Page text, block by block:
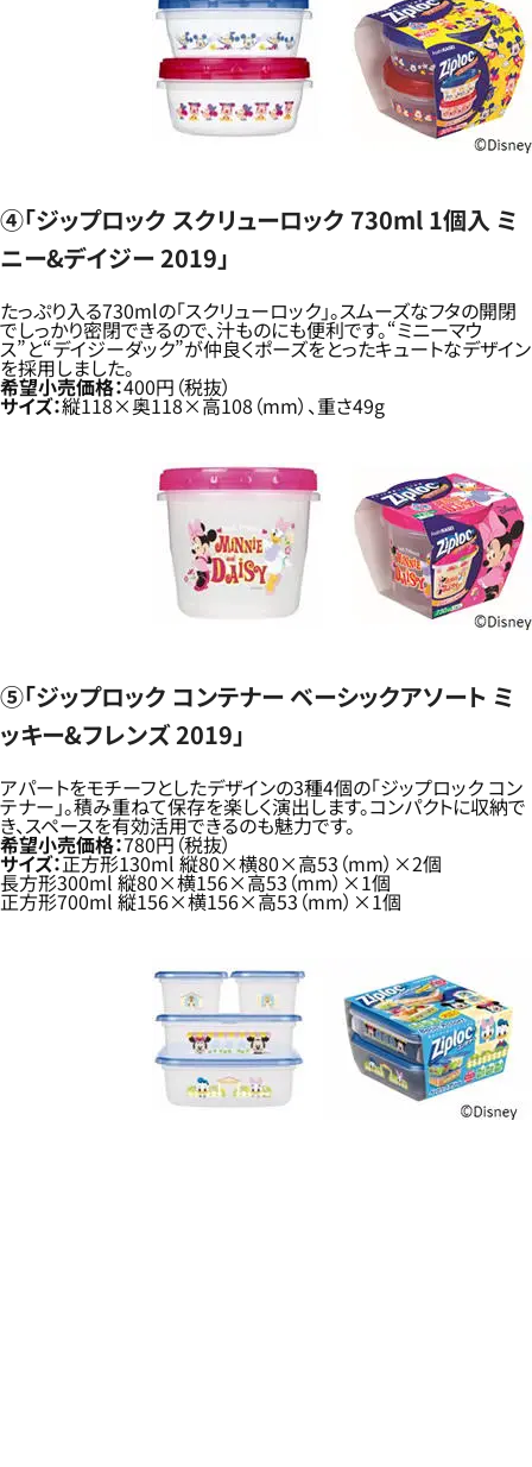
④「ジップロック スクリューロック 730ml 1個入 ミ
ニー&デイジー 2019」
たっぷり入る730mlの「スクリューロック」。スムーズなフタの開閉
でしっかり密閉できるので、汁ものにも便利です。“ミニーマウ
ス”と“デイジーダック”が仲良くポーズをとったキュートなデザイン
を採用しました。
希望小売価格：400円（税抜）
サイズ：縦118×奥118×高108（mm）、重さ49g
⑤「ジップロック コンテナー ベーシックアソート ミ
ッキー&フレンズ 2019」
アパートをモチーフとしたデザインの3種4個の「ジップロック コン
テナー」。積み重ねて保存を楽しく演出します。コンパクトに収納で
き、スペースを有効活用できるのも魅力です。
希望小売価格：780円（税抜）
サイズ：正方形130ml 縦80×横80×高53（mm）×2個
長方形300ml 縦80×横156×高53（mm）×1個
正方形700ml 縦156×横156×高53（mm）×1個